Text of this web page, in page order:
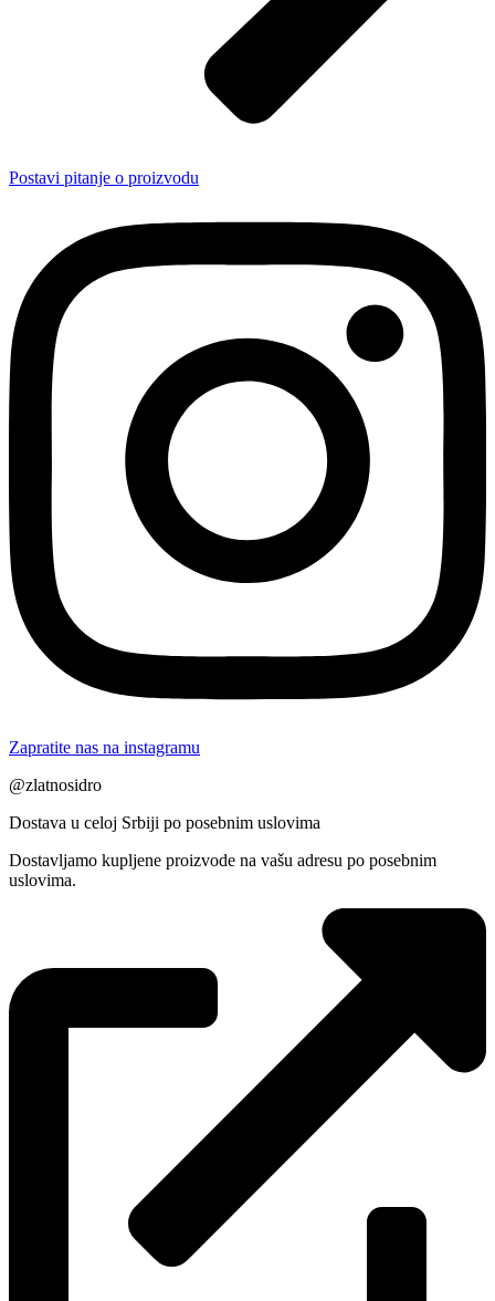
Postavi pitanje o proizvodu
Zapratite nas na instagramu
@zlatnosidro
Dostava u celoj Srbiji po posebnim uslovima
Dostavljamo kupljene proizvode na vašu adresu po posebnim
uslovima.